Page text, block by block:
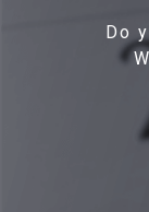
Do